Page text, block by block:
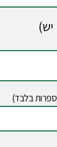
בלבד)